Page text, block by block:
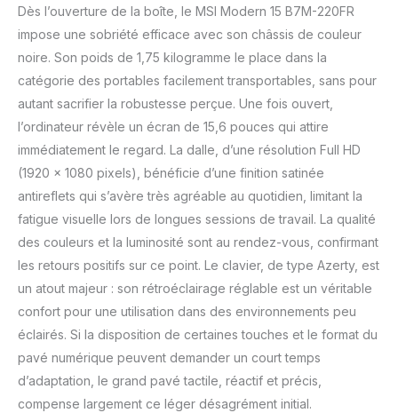
7730U et les AMD
Radeon Graphics pour
16 Go de RAM LPDDR4 et
un SSD de 512 Go,
profitez de
performances rapides,
de multitâche fluide et
d’un stockage généreux.
Support de charge USB-
C Power Delivery, lecteur
de carte microSD et port
connectivité optimale.
Profitez d'une recharge
rapide, d'un transfert de
données fluide et d'une
écrans externes pour
une expérience
complète. Avec un
châssis de 1,75 kg et une
Dès l’ouverture de la boîte, le MSI Modern 15 B7M-220FR
impose une sobriété efficace avec son châssis de couleur
noire. Son poids de 1,75 kilogramme le place dans la
catégorie des portables facilement transportables, sans pour
autant sacrifier la robustesse perçue. Une fois ouvert,
l’ordinateur révèle un écran de 15,6 pouces qui attire
immédiatement le regard. La dalle, d’une résolution Full HD
(1920 x 1080 pixels), bénéficie d’une finition satinée
antireflets qui s’avère très agréable au quotidien, limitant la
fatigue visuelle lors de longues sessions de travail. La qualité
des couleurs et la luminosité sont au rendez-vous, confirmant
les retours positifs sur ce point. Le clavier, de type Azerty, est
un atout majeur : son rétroéclairage réglable est un véritable
confort pour une utilisation dans des environnements peu
éclairés. Si la disposition de certaines touches et le format du
pavé numérique peuvent demander un court temps
d’adaptation, le grand pavé tactile, réactif et précis,
compense largement ce léger désagrément initial.